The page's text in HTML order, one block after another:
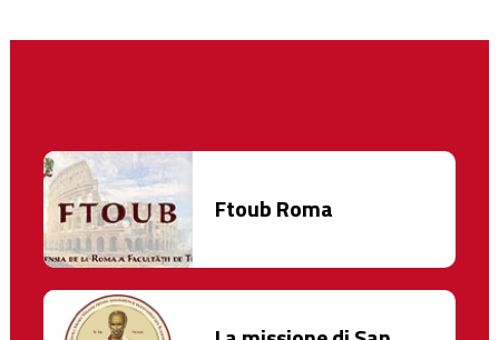
Ftoub Roma